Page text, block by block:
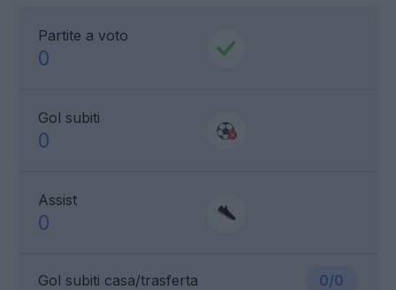
Partite a voto
0
Gol subiti
0
Assist
0
Gol subiti casa/trasferta 0/0